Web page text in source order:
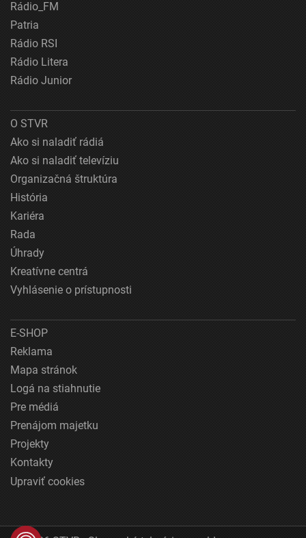
Rádio_FM
Patria
Rádio RSI
Rádio Litera
Rádio Junior
O STVR
Ako si naladiť rádiá
Ako si naladiť televíziu
Organizačná štruktúra
História
Kariéra
Rada
Úhrady
Kreatívne centrá
Vyhlásenie o prístupnosti
E-SHOP
Reklama
Mapa stránok
Logá na stiahnutie
Pre médiá
Prenájom majetku
Projekty
Kontakty
Upraviť cookies